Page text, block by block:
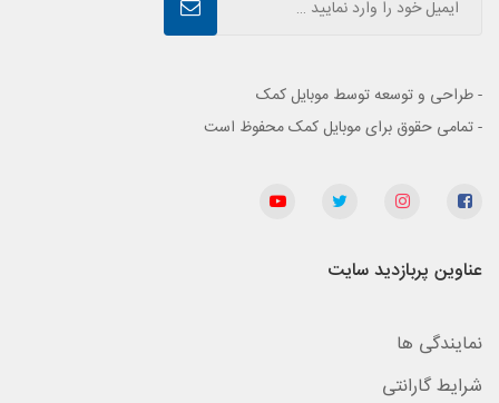
- طراحی و توسعه توسط موبایل کمک
- تمامی حقوق برای موبایل کمک محفوظ است
عناوین پربازدید سایت
نمایندگی ها
شرایط گارانتی